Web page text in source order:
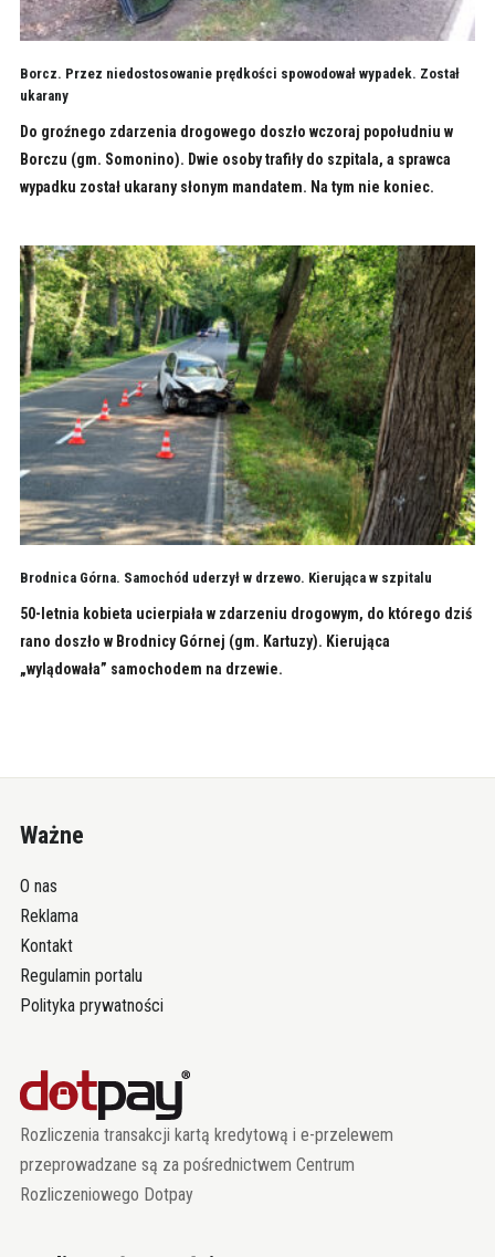
Borcz. Przez niedostosowanie prędkości spowodował wypadek. Został
ukarany
Do groźnego zdarzenia drogowego doszło wczoraj popołudniu w
Borczu (gm. Somonino). Dwie osoby trafiły do szpitala, a sprawca
wypadku został ukarany słonym mandatem. Na tym nie koniec.
Brodnica Górna. Samochód uderzył w drzewo. Kierująca w szpitalu
50-letnia kobieta ucierpiała w zdarzeniu drogowym, do którego dziś
rano doszło w Brodnicy Górnej (gm. Kartuzy). Kierująca
„wylądowała” samochodem na drzewie.
Ważne
O nas
Reklama
Kontakt
Regulamin portalu
Polityka prywatności
Rozliczenia transakcji kartą kredytową i e-przelewem
przeprowadzane są za pośrednictwem Centrum
Rozliczeniowego Dotpay